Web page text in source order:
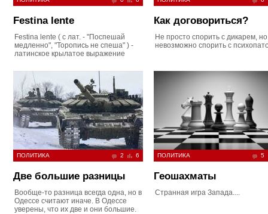
Festina lente
Festina lente ( с лат. - "Поспешай
медленно", "Торопись не спеша" ) -
латинское крылатое выражение
Как договориться?
Не просто спорить с дикарем, но
невозможно спорить с
ПОЛИТИКА 2 6
Две большие разницы
Вообще-то разница всегда одна, но в
Одессе считают иначе. В Одессе
уверены, что их две и они большие.
ПОЛИТИКА 5
Геошахматы
Странная игра Запада....